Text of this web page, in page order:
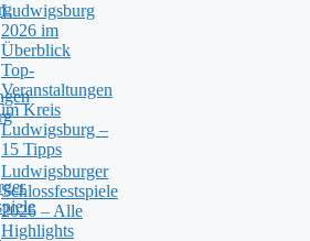
Ludwigsburg
2026 im
Überblick
Top-
Veranstaltungen
im Kreis
Ludwigsburg –
15 Tipps
Ludwigsburger
Schlossfestspiele
2026 – Alle
Highlights